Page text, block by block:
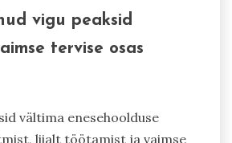
usalduse edendamiseks.
vaimse tervise ressursse ja
töö- ja eraelu tasakaalu
kaudu. Tunnustage
parendamisvõimalusi.